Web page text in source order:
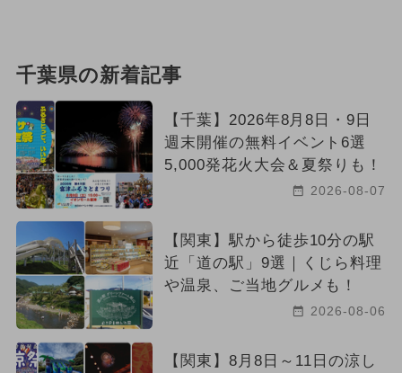
千葉県の新着記事
【千葉】2026年8月8日・9日
週末開催の無料イベント6選
5,000発花火大会＆夏祭りも！
2026-08-07
【関東】駅から徒歩10分の駅
近「道の駅」9選｜くじら料理
や温泉、ご当地グルメも！
2026-08-06
【関東】8月8日～11日の涼し